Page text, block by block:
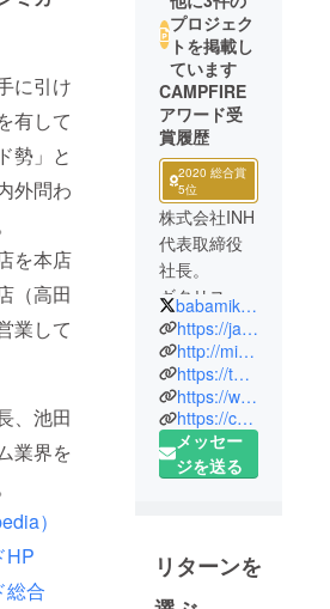
に引け
有して
勢」と
外問わ
を本店
（高田
業して
、池田
業界を
）
HP
総合
プロジェク
トを掲載し
ています
CAMPFIRE
アワード受
賞履歴
2020 総合賞
5位
株式会社INH
代表取締役
社長。
ギタリス
ト・イケダ
ミノロック
としても活
動してい
る。
babamikado
https://ja.wikipedia.org/wiki/%E6%B1%A0%E7%94%B0%E7%A8%94_(%E5%AE%9F%E6%A5%AD%E5%AE%B6)
http://mi-ka-do.net/
https://twitter.com/babamikado
https://www.youtube.com/channel/UCPrifqgoJmq7UgmRkZUKTJQ?view_as=subscriber
https://ch.nicovideo.jp/mikadogame
メッセー
ジを送る
リターンを